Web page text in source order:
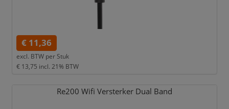
€ 11,36
excl. BTW per Stuk
€ 13,75 incl. 21% BTW
Re200 Wifi Versterker Dual Band